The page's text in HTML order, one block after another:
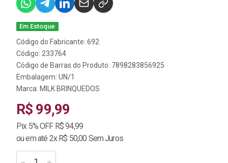
Em Estoque
Código do Fabricante: 692
Código: 233764
Código de Barras do Produto: 7898283856925
Embalagem: UN/1
Marca: MILK BRINQUEDOS
R$ 99,99
Pix 5% OFF R$ 94,99
ou em até 2x R$ 50,00 Sem Juros